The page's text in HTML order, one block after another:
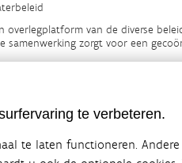
te verbeteren.
te laten functioneren.
overlegplatform van de diverse
zorgt voor een